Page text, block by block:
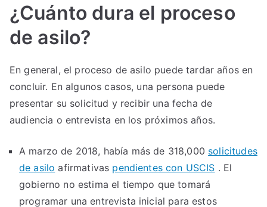
¿Cuánto dura el proceso
de asilo?
En general, el proceso de asilo puede tardar años en
concluir. En algunos casos, una persona puede
presentar su solicitud y recibir una fecha de
audiencia o entrevista en los próximos años.
A marzo de 2018, había más de 318,000 solicitudes
de asilo afirmativas pendientes con USCIS . El
gobierno no estima el tiempo que tomará
programar una entrevista inicial para estos